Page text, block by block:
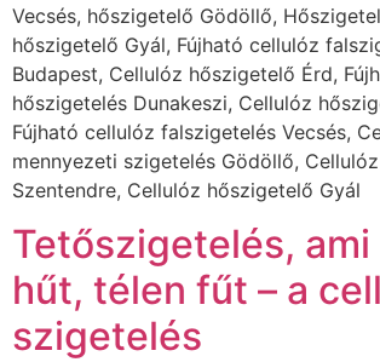
Vecsés, hőszigetelő Gödöllő,
hőszigetelő Gyál, Fújható cellulóz
Budapest, Cellulóz hőszigetelő Érd,
hőszigetelés Dunakeszi, Cellulóz
Fújható cellulóz falszigetelés Vecsés,
mennyezeti szigetelés Gödöllő,
Szentendre, Cellulóz hőszigetelő Gyál
Tetőszigetelés, ami
hűt, télen fűt – a
szigetelés